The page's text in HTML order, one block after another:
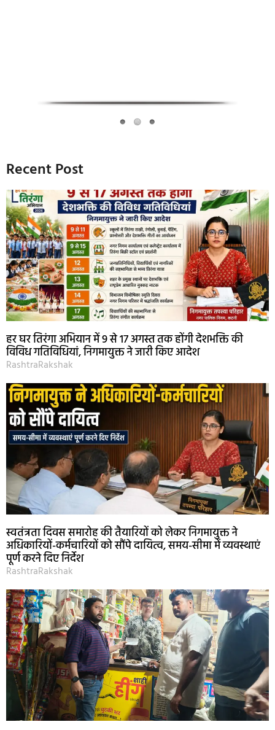
Recent Post
हर घर तिरंगा अभियान में 9 से 17 अगस्त तक होंगी देशभक्ति की
विविध गतिविधियां, निगमायुक्त ने जारी किए आदेश
RashtraRakshak
स्वतंत्रता दिवस समारोह की तैयारियों को लेकर निगमायुक्त ने
अधिकारियों-कर्मचारियों को सौंपे दायित्व, समय-सीमा में व्यवस्थाएं
पूर्ण करने दिए निर्देश
RashtraRakshak